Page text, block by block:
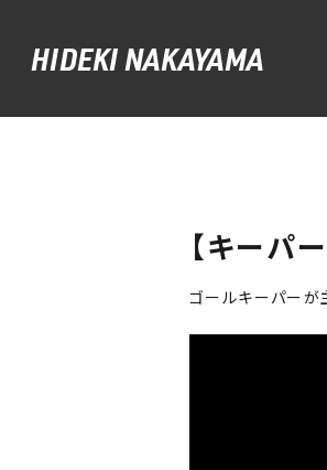
HIDEKI NAKAYAMA
【キーパ
ゴールキーパーが